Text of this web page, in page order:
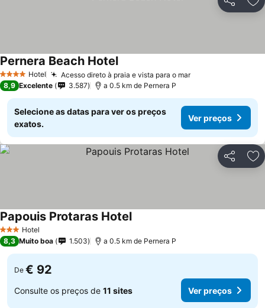
Partilhar
4 EstrelasHotel Acesso direto à praia e vista para o mar
Pernera Beach Hotel
8,9 Excelente 3.587 a 0.5 km de Pernera P
Selecione as datas para ver os preços
exatos.
Ver preços
Partilhar
3 EstrelasHotel
Papouis Protaras Hotel
8,3 Muito boa 1.503 a 0.5 km de Pernera P
De € 92
Consulte os preços de 11 sites Ver preços